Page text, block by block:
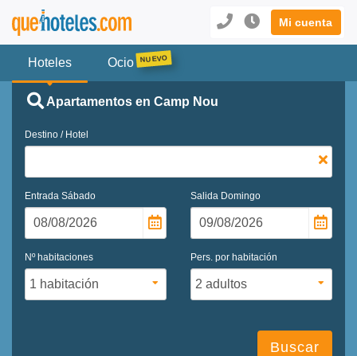
Mi cuenta
Hoteles Ocio
Apartamentos en Camp Nou
Destino / Hotel
Entrada Sábado Salida Domingo
Nº habitaciones Pers. por habitación
Buscar